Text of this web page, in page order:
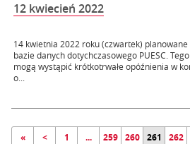
12 kwiecień 2022
14 kwietnia 2022 roku (czwartek)
bazie danych dotychczasowego PUESC.
mogą wystąpić krótkotrwałe opóźnienia w
o...
« < 1 ... 259 260 261 262